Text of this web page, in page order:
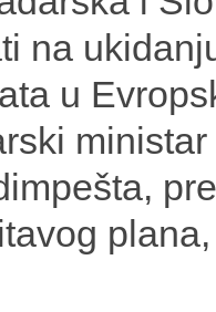
na
u